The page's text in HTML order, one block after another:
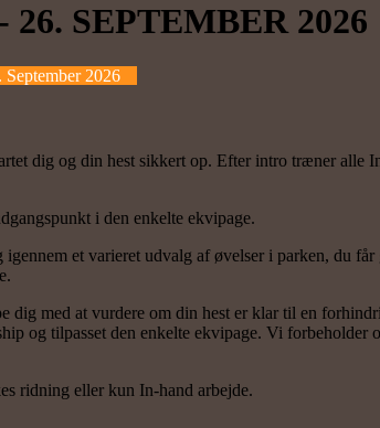
SEPTEMBER 2026
2026
dig og din hest sikkert op. Efter intro træner alle
i den enkelte ekvipage.
igennem et varieret udvalg af øvelser i parken, du
med at vurdere om din hest er klar til en
og tilpasset den enkelte ekvipage. Vi
ridning eller kun In-hand arbejde.